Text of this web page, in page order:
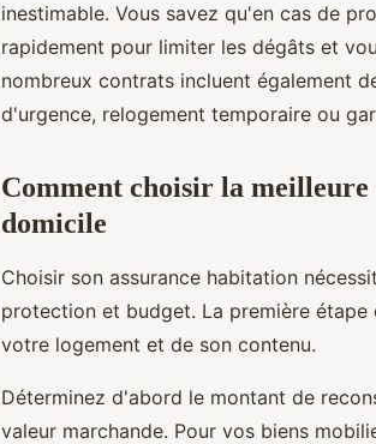
inestimable. Vous savez qu'en cas de
rapidement pour limiter les dégâts et
nombreux contrats incluent également
d'urgence, relogement temporaire ou
Comment choisir la
domicile
Choisir son assurance habitation
protection et budget. La première étape
votre logement et de son contenu.
Déterminez d'abord le montant de
valeur marchande. Pour vos biens